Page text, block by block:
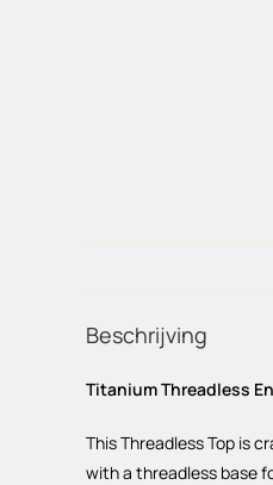
Beschrijving
Titanium Threadless
This Threadless Top is
with a threadless base